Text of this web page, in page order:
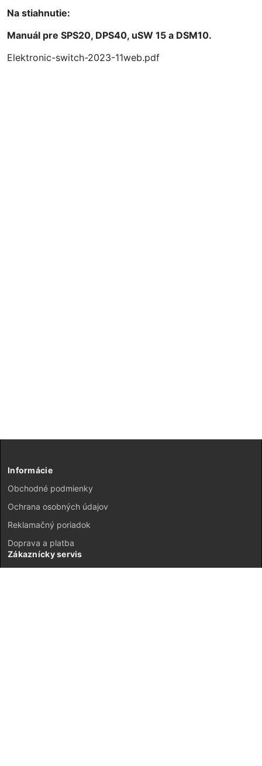
Na stiahnutie:
Manuál pre SPS20, DPS40, uSW 15 a DSM10.
Elektronic-switch-2023-11web.pdf
Informácie
Obchodné podmienky
Ochrana osobných údajov
Reklamačný poriadok
Doprava a platba
Zákaznícky servis